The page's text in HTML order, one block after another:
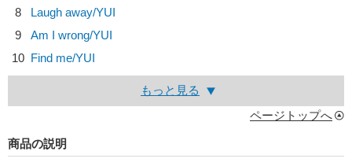
8
Laugh away/YUI
9
Am I wrong/YUI
10 Find me/YUI
もっと見る
ページトップへ
商品の説明